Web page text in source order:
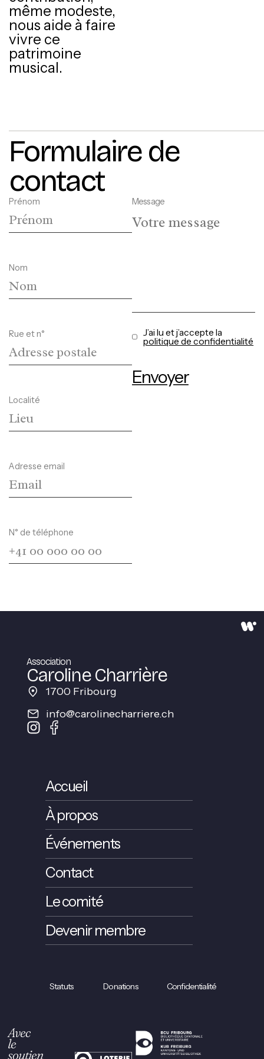
même modeste,
nous aide à faire
vivre ce
patrimoine
musical.
Formulaire de
contact
Prénom
Nom
Rue et n°
Localité
Adresse email
N° de téléphone
Message
J’ai lu et j’accepte la
politique de confidentialité
Envoyer
Association
Caroline Charrière
1700 Fribourg
info@carolinecharriere.ch
Accueil
À propos
Événements
Contact
Le comité
Devenir membre
Statuts Donations Confidentialité
Avec
le
soutien